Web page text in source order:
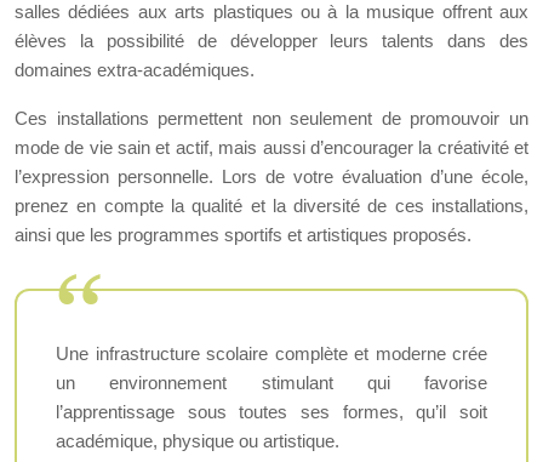
salles dédiées aux arts plastiques ou à la musique offrent aux
élèves la possibilité de développer leurs talents dans des
domaines extra-académiques.
Ces installations permettent non seulement de promouvoir un
mode de vie sain et actif, mais aussi d’encourager la créativité et
l’expression personnelle. Lors de votre évaluation d’une école,
prenez en compte la qualité et la diversité de ces installations,
ainsi que les programmes sportifs et artistiques proposés.
Une infrastructure scolaire complète et moderne crée
un environnement stimulant qui favorise
l’apprentissage sous toutes ses formes, qu’il soit
académique, physique ou artistique.